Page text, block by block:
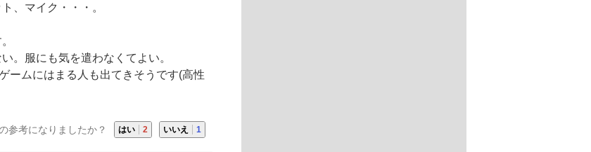
、マイク・・・。
。服にも気を遣わなくてよい。
ームにはまる人も出てきそうです(高性
参考になりましたか？ はい 2 いいえ 1